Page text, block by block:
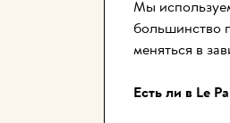
Мы
большинство
меняться в
Есть ли в Le